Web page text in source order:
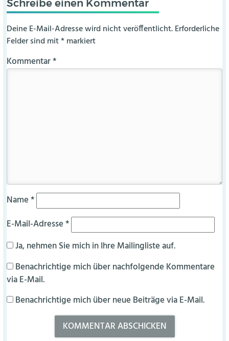
Schreibe einen Kommentar
Deine E-Mail-Adresse wird nicht veröffentlicht. Erforderliche
Felder sind mit*markiert
Kommentar*
Name*
E-Mail-Adresse*
Ja, nehmen Sie mich in Ihre Mailingliste auf.
Benachrichtige mich über nachfolgende Kommentare
via E-Mail.
Benachrichtige mich über neue Beiträge via E-Mail.